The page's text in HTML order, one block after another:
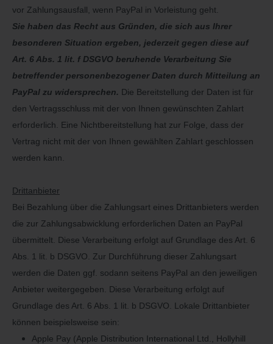
vor Zahlungsausfall, wenn PayPal in Vorleistung geht.
Sie haben das Recht aus Gründen, die sich aus Ihrer
besonderen Situation ergeben, jederzeit gegen diese auf
Art. 6 Abs. 1 lit. f DSGVO beruhende Verarbeitung Sie
betreffender personenbezogener Daten durch Mitteilung an
PayPal zu widersprechen. Die Bereitstellung der Daten ist für
den Vertragsschluss mit der von Ihnen gewünschten Zahlart
erforderlich. Eine Nichtbereitstellung hat zur Folge, dass der
Vertrag nicht mit der von Ihnen gewählten Zahlart geschlossen
werden kann.
Drittanbieter
Bei Bezahlung über die Zahlungsart eines Drittanbieters werden
die zur Zahlungsabwicklung erforderlichen Daten an PayPal
übermittelt. Diese Verarbeitung erfolgt auf Grundlage des Art. 6
Abs. 1 lit. b DSGVO. Zur Durchführung dieser Zahlungsart
werden die Daten ggf. sodann seitens PayPal an den jeweiligen
Anbieter weitergegeben. Diese Verarbeitung erfolgt auf
Grundlage des Art. 6 Abs. 1 lit. b DSGVO. Lokale Drittanbieter
können beispielsweise sein:
Apple Pay (Apple Distribution International Ltd., Hollyhill